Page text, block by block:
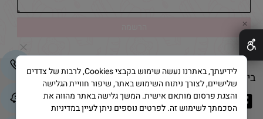
בייק אנד קייק © 2025 All Rights Reserved
✕
לידיעתך, באתרנו נעשה שימוש בקבצי Cookies, לרבות של צדדים
שלישיים, לצורך ניתוח השימוש באתר, שיפור חוויית הגלישה
והצגת פרסום מותאם אישית. המשך גלישה באתר מהווה את
הסכמתך לשימוש זה. לפרטים נוספים ניתן לעיין במדיניות